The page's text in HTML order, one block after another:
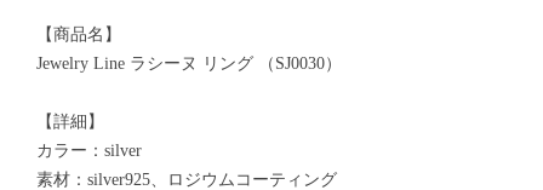
【商品名】
Jewelry Line ラシーヌ リング （SJ0030）
【詳細】
カラー：silver
素材：silver925、ロジウムコーティング